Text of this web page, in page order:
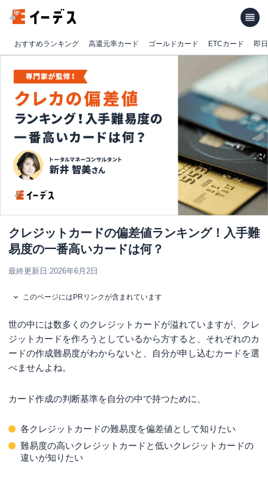
おすすめランキング 高還元率カード ゴールドカード ETCカード 即
クレジットカードの偏差値ランキング！入手難
易度の一番高いカードは何？
最終更新日:2026年6月2日
このページにはPRリンクが含まれています
世の中には数多くのクレジットカードが溢れていますが、クレ
ジットカードを作ろうとしているから方すると、それぞれのカ
ードの作成難易度がわからないと、自分が申し込むカードを選
べませんよね。
カード作成の判断基準を自分の中で持つために、
各クレジットカードの難易度を偏差値として知りたい
難易度の高いクレジットカードと低いクレジットカードの
違いが知りたい